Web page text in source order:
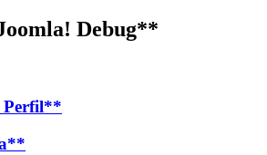
Debug**
Perfil**